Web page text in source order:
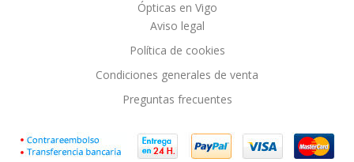
Ópticas en Vigo
Aviso legal
Política de cookies
Condiciones generales de venta
Preguntas frecuentes